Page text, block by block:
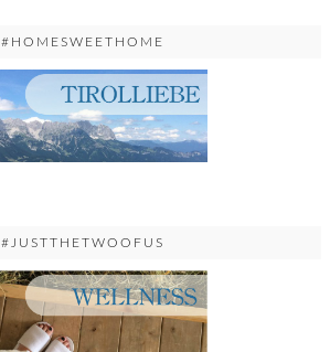
#HOMESWEETHOME
#JUSTTHETWOOFUS